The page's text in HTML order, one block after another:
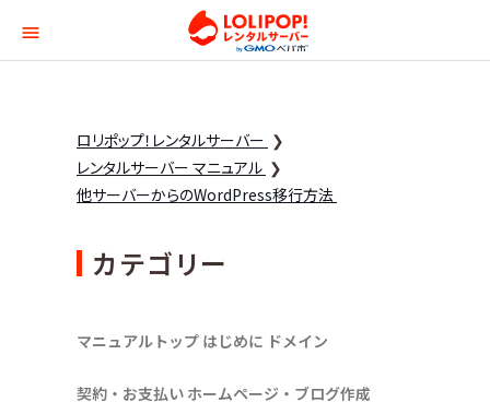
ロリポップ！レンタル
ロリポップ！レンタルサーバー
レンタルサーバー マニュアル
他サーバーからのWordPress移行方法
カテゴリー
マニュアルトップ はじめに ドメイン
契約・お支払い ホームページ・ブログ作成